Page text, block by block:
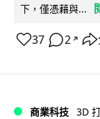
下，僅憑藉與...
37 2 ↗
商業科技 3D